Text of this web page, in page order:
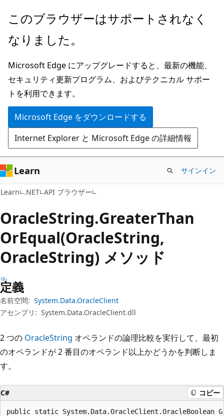
メ
ン
ン
テ
ン
ツ
に
ス
キ
ッ
プ
ペ
ジ
ナ
ビ
ゲ
ー
シ
ョ
ン
に
ス
キ
ッ
プ
このブラウザーはサポートされなく
なりました。
Microsoft Edge にアップグレードすると、最新の機能、
セキュリティ更新プログラム、およびテクニカル サポー
トを利用できます。
Microsoft Edge をダウンロードする
Internet Explorer と Microsoft Edge の詳細情報
Learn サインイン
Learn .NET API ブラウザー
OracleString.GreaterThan
OrEqual(OracleString,
OracleString) メソッド
定義
名前空間: System.Data.OracleClient
アセンブリ: System.Data.OracleClient.dll
2 つの OracleString オペランドの論理比較を実行して、最初
のオペランドが 2 番目のオペランド以上かどうかを判断しま
す。
C# コピー
public static System.Data.OracleClient.OracleBoolean